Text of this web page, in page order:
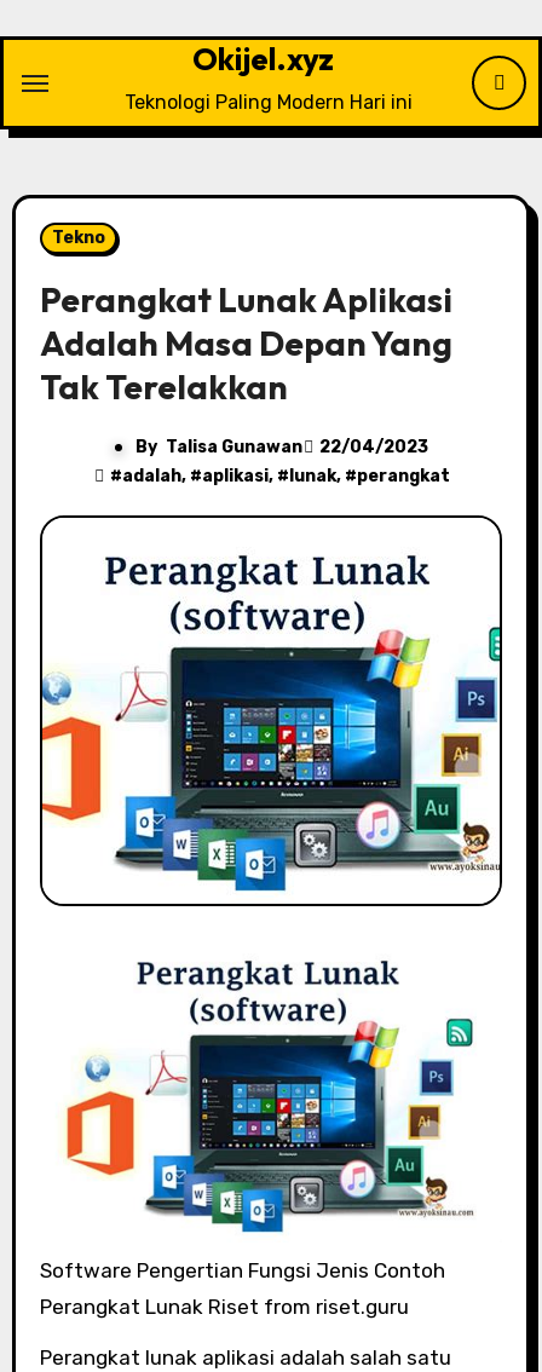
content
Okijel.xyz
Teknologi Paling Modern Hari ini
Tekno
Perangkat Lunak Aplikasi
Adalah Masa Depan Yang
Tak Terelakkan
By Talisa Gunawan
22/04/2023
#adalah, #aplikasi, # lunak, #perangkat
Software Pengertian Fungsi Jenis Contoh
Perangkat Lunak Riset from riset.guru
Perangkat lunak aplikasi adalah salah satu